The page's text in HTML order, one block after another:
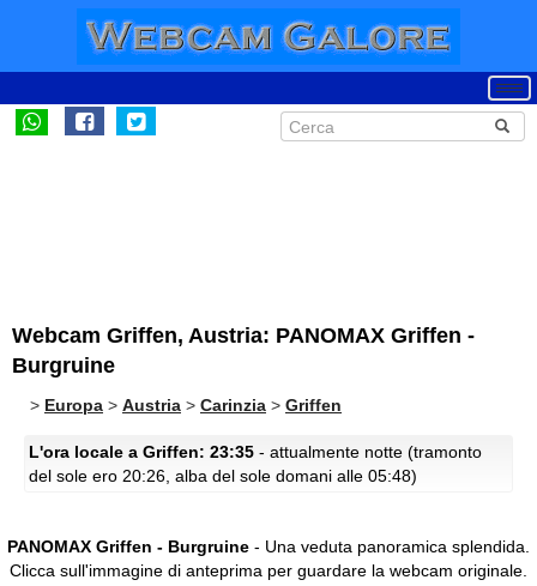
Webcam Griffen, Austria: PANOMAX Griffen -
Burgruine
> Europa > Austria > Carinzia > Griffen
L'ora locale a Griffen: 23:35 - attualmente notte (tramonto
del sole ero 20:26, alba del sole domani alle 05:48)
PANOMAX Griffen - Burgruine - Una veduta panoramica splendida.
Clicca sull'immagine di anteprima per guardare la webcam originale.